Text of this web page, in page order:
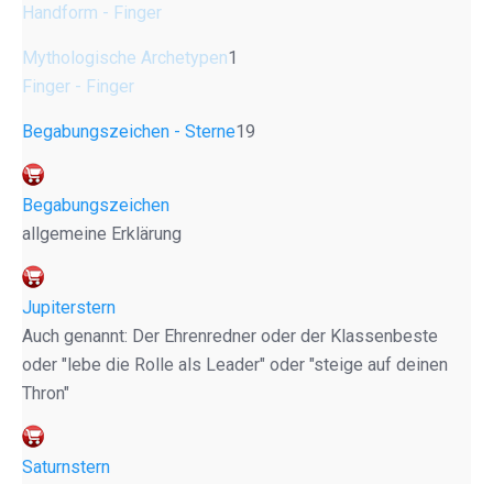
Handform - Finger
Mythologische Archetypen1
Finger - Finger
Begabungszeichen - Sterne19
Begabungszeichen
allgemeine Erklärung
Jupiterstern
Auch genannt: Der Ehrenredner oder der Klassenbeste
oder "lebe die Rolle als Leader" oder "steige auf deinen
Thron"
Saturnstern